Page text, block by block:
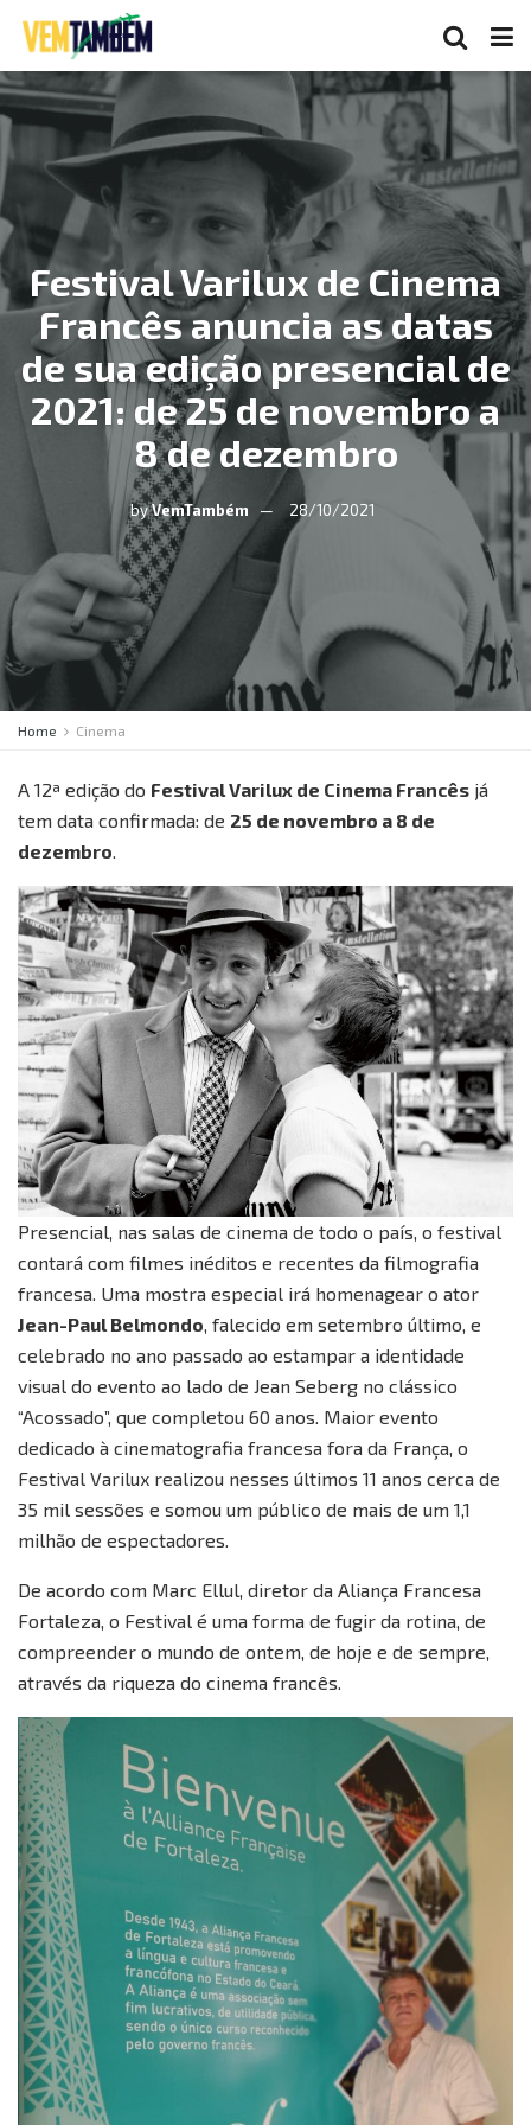
Festival Varilux de Cinema
Francês anuncia as datas
de sua edição presencial de
2021: de 25 de novembro a
8 de dezembro
byVemTambém 28/10/2021
Home Cinema
A 12ª edição do Festival Varilux de Cinema Francês já
tem data confirmada: de 25 de novembro a 8 de
dezembro.
Presencial, nas salas de cinema de todo o país, o festival
contará com filmes inéditos e recentes da filmografia
francesa. Uma mostra especial irá homenagear o ator
Jean-Paul Belmondo , falecido em setembro último, e
celebrado no ano passado ao estampar a identidade
visual do evento ao lado de Jean Seberg no clássico
“Acossado”, que completou 60 anos. Maior evento
dedicado à cinematografia francesa fora da França, o
Festival Varilux realizou nesses últimos 11 anos cerca de
35 mil sessões e somou um público de mais de um 1,1
milhão de espectadores.
De acordo com Marc Ellul, diretor da Aliança Francesa
Fortaleza, o Festival é uma forma de fugir da rotina, de
compreender o mundo de ontem, de hoje e de sempre,
através da riqueza do cinema francês.